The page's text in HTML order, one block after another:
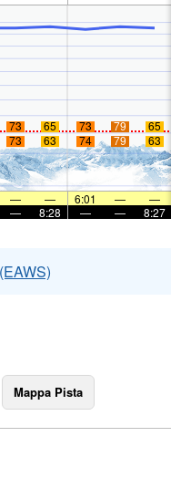
73 65 73 79
65
73 63 74 79 63
— — 6:01 —
—
— 8:28 — — 8:27
Mappa Pista